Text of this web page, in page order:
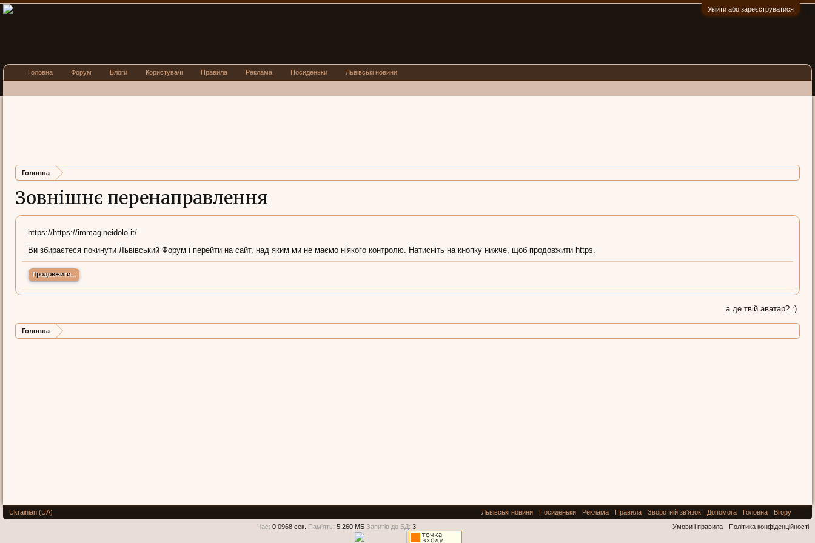
Увійти або зареєструватися
Головна
Зовнішнє перенаправлення
https://https://immagineidolo.it/
Ви збираєтеся покинути Львівський Форум і перейти на сайт, над яким ми не маємо ніякого контролю. Натисніть на кнопку нижче, щоб продовжити https.
Продовжити...
а де твій аватар? :)
Головна
Головна Форум Блоги Користувачі Правила Реклама Посиденьки Львівські новини
Ukrainian (UA) Львівські новини Посиденьки Реклама Правила Зворотній зв'язок Допомога Головна
Вгору
Умови і правила
Політика конфіденційності
Час: 0,0968 сек. Пам'ять: 5,260 МБ Запитів до БД: 3